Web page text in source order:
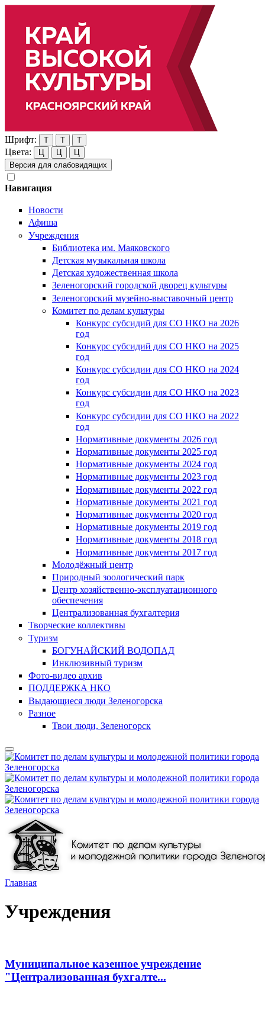
Шрифт: Т Т Т
Цвета: Ц Ц
Ц
Версия для слабовидящих
Навигация
Новости
Афиша
Учреждения
Библиотека им. Маяковского
Детская музыкальная школа
Детская художественная школа
Зеленогорский городской дворец культуры
Зеленогорский музейно-выставочный центр
Комитет по делам культуры
Конкурс субсидий для СО НКО на 2026
год
Конкурс субсидий для СО НКО на 2025
год
Конкурс субсидии для СО НКО на 2024
год
Конкурс субсидии для СО НКО на 2023
год
Конкурс субсидии для СО НКО на 2022
год
Нормативные документы 2026 год
Нормативные документы 2025 год
Нормативные документы 2024 год
Нормативные документы 2023 год
Нормативные документы 2022 год
Нормативные документы 2021 год
Нормативные документы 2020 год
Нормативные документы 2019 год
Нормативные документы 2018 год
Нормативные документы 2017 год
Молодёжный центр
Природный зоологический парк
Центр хозяйственно-эксплуатационного
обеспечения
Централизованная бухгалтерия
Творческие коллективы
Туризм
БОГУНАЙСКИЙ ВОДОПАД
Инклюзивный туризм
Фото-видео архив
ПОДДЕРЖКА НКО
Выдающиеся люди Зеленогорска
Разное
Твои люди, Зеленогорск
Главная
Учреждения
Муниципальное казенное учреждение
"Централизованная бухгалте...